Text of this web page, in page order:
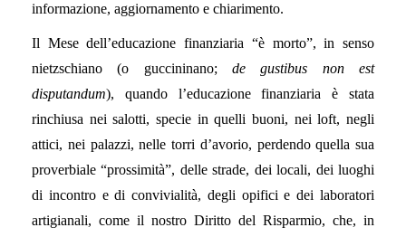
informazione, aggiornamento e chiarimento.
Il Mese dell’educazione finanziaria “è morto”, in senso
nietzschiano (o guccininano; de gustibus non est
disputandum), quando l’educazione finanziaria è stata
rinchiusa nei salotti, specie in quelli buoni, nei loft, negli
attici, nei palazzi, nelle torri d’avorio, perdendo quella sua
proverbiale “prossimità”, delle strade, dei locali, dei luoghi
di incontro e di convivialità, degli opifici e dei laboratori
artigianali, come il nostro Diritto del Risparmio, che, in